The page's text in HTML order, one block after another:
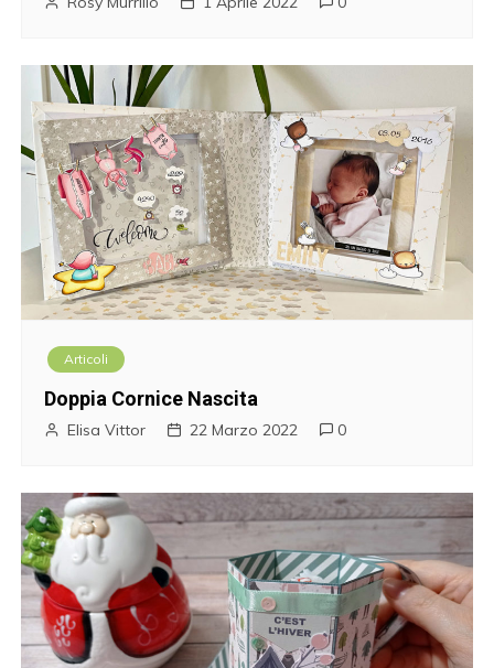
Articoli
Doppia Cornice Nascita
Elisa Vittor 22 Marzo 2022 0